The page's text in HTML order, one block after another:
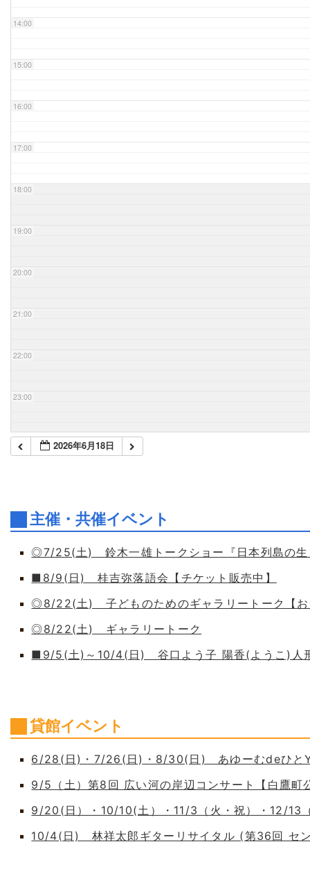
14:00
15:00
16:00
17:00
18:00
19:00
20:00
21:00
22:00
23:00
2026年6月18日
主催・共催イベント
◎7/25(土) 鈴木一雄トークショー『日本列島の生
■8/9(日) 桂吉弥落語会【チケット販売中】
◎8/22(土) 子どものためのギャラリートーク【お
◎8/22(土) ギャラリートーク
■9/5(土)～10/4(日) 谷口よう子 陽香(ようこ)人
貸館イベント
6/28(日)・7/26(日)・8/30(日) あゆーむdeひと
9/5（土）第8回 広い河の岸辺コンサート【白鷹町
9/20(日）・10/10(土）・11/3（火・祝）・12/
10/4(日) 林祥太郎ギターリサイタル (第36回 セ